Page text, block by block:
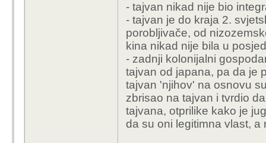
- tajvan nikad nije bio
- tajvan je do kraja 2.
porobljivače, od
kina nikad nije bila u
- zadnji kolonijalni
tajvan od japana, pa da je
tajvan 'njihov' na osnovu
zbrisao na tajvan i tvrdio
tajvana, otprilike kako je
da su oni legitimna vlast, a